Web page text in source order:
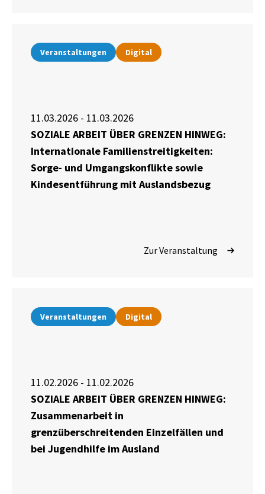
Veranstaltungen Digital
11.03.2026 - 11.03.2026
SOZIALE ARBEIT ÜBER GRENZEN HINWEG:
Internationale Familienstreitigkeiten:
Sorge- und Umgangskonflikte sowie
Kindesentführung mit Auslandsbezug
Zur Veranstaltung
Veranstaltungen Digital
11.02.2026 - 11.02.2026
SOZIALE ARBEIT ÜBER GRENZEN HINWEG:
Zusammenarbeit in
grenzüberschreitenden Einzelfällen und
bei Jugendhilfe im Ausland